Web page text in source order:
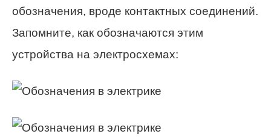
обозначения, вроде контактных соединений.
Запомните, как обозначаются этим
устройства на электросхемах: